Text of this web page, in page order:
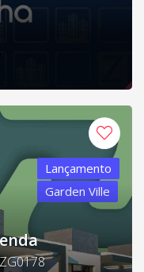
Lançamento
Garden Ville